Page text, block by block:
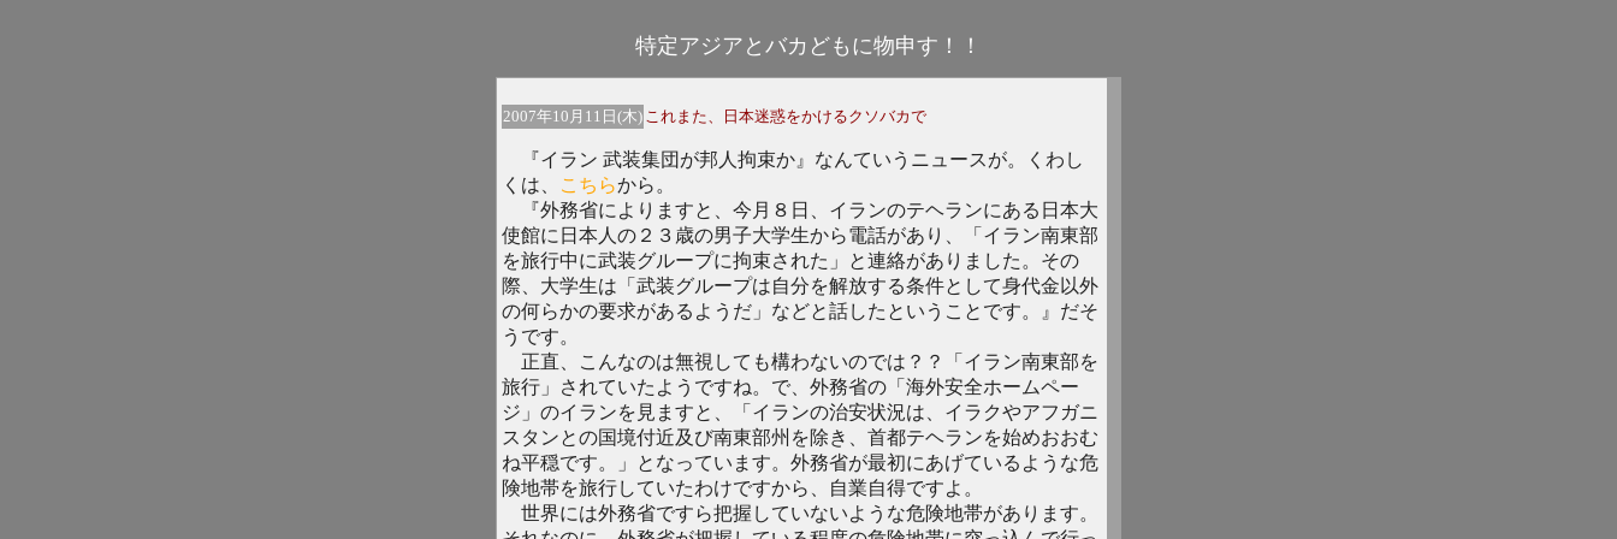
特定アジアとバカどもに物申す！！
2007年10月11日(木) これまた、日本迷惑をかけるクソバカで
『イラン 武装集団が邦人拘束か』なんていうニュースが。くわし
くは、
こちらから。
『外務省によりますと、今月８日、イランのテヘランにある日本大
使館に日本人の２３歳の男子大学生から電話があり、「イラン南東部
を旅行中に武装グループに拘束された」と連絡がありました。その
際、大学生は「武装グループは自分を解放する条件として身代金以外
の何らかの要求があるようだ」などと話したということです。』だそ
うです。
正直、こんなのは無視しても構わないのでは？？「イラン南東部を
旅行」されていたようですね。で、外務省の「海外安全ホームペー
ジ」のイランを見ますと、「イランの治安状況は、イラクやアフガニ
スタンとの国境付近及び南東部州を除き、首都テヘランを始めおおむ
ね平穏です。」となっています。外務省が最初にあげているような危
険地帯を旅行していたわけですから、自業自得ですよ。
世界には外務省ですら把握していないような危険地帯があります。